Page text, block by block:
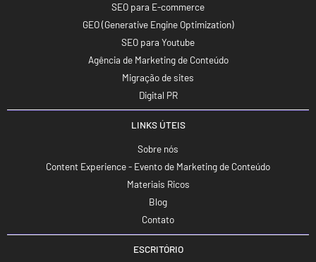
SEO para E-commerce
GEO (Generative Engine Optimization)
SEO para Youtube
Agência de Marketing de Conteúdo
Migração de sites
Digital PR
LINKS ÚTEIS
Sobre nós
Content Experience - Evento de Marketing de Conteúdo
Materiais Ricos
Blog
Contato
ESCRITÓRIO